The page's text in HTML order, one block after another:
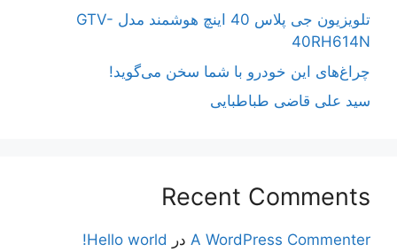
تلویزیون جی پلاس 40 اینچ هوشمند مدل GTV-
40RH614N
چراغ‌های این خودرو با شما سخن می‌گوید!
سید علی قاضی طباطبایی
Recent Comments
A WordPress Commenter در Hello world!